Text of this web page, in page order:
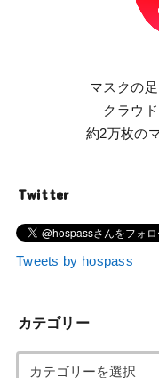
マスクの
クラウ
約2万枚の
Twitter
Tweets by hospass
カテゴリー